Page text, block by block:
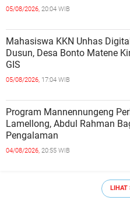
05/08/2026, 20:04 WIB
Mahasiswa KKN Unhas
Dusun, Desa Bonto Matene
GIS
05/08/2026, 17:04 WIB
Program Mannennungeng
Lamellong, Abdul Rahman
Pengalaman
04/08/2026, 20:55 WIB
LIHAT